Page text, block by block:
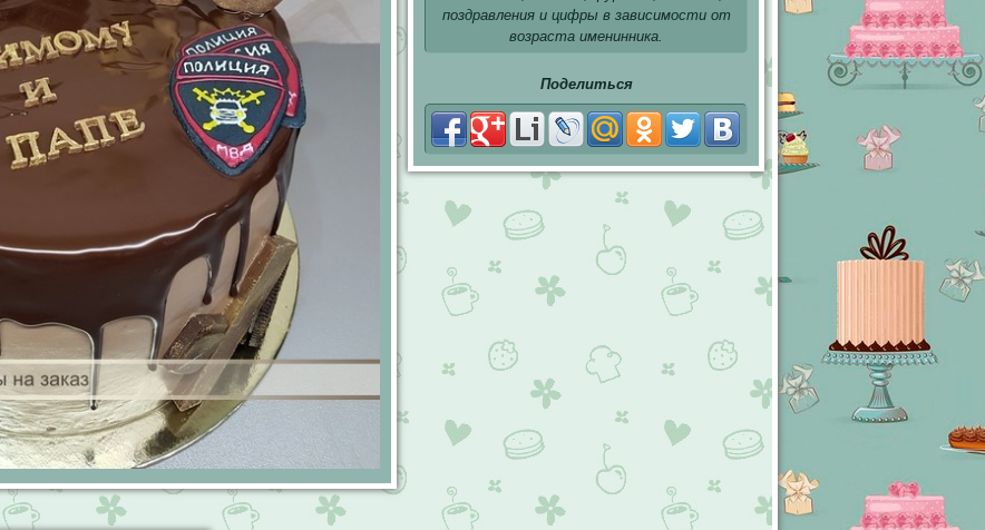
поздравления и цифры в зависимости от
возраста именинника.
Поделиться